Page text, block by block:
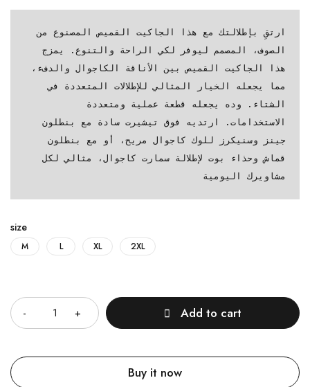
ارتقِ بإطلالتك مع هذا الجاكيت القميص المصنوع من
مما يجعله الخيار المثالي للإطلالات المتعددة في
مشاويرك اليومية
size
M L XL 2XL
Add to cart
Buy it now